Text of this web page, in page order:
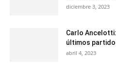
diciembre 3, 2023
Carlo
últimos
abril 4, 2023